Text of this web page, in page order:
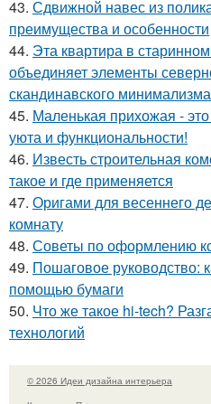
43. Сдвижной навес из
преимущества и особенности
44. Эта квартира в
объединяет элементы
скандинавского
45. Маленькая прихожая -
уюта и функциональности!
46. Известь строительная
такое и где применяется
47. Оригами для весеннего
комнату
48. Советы по оформлению
49. Пошаговое руководство:
помощью бумаги
50. Что же такое hi-tech?
технологий
© 2026 Идеи дизайна интерьера